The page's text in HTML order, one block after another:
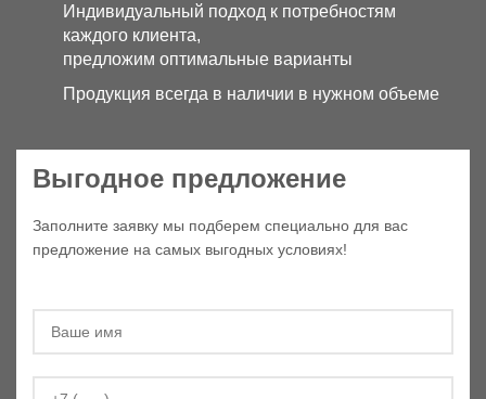
Индивидуальный подход к потребностям
каждого клиента,
предложим оптимальные варианты
Продукция всегда в наличии в нужном объеме
Выгодное предложение
Заполните заявку мы подберем специально для вас
предложение на самых выгодных условиях!